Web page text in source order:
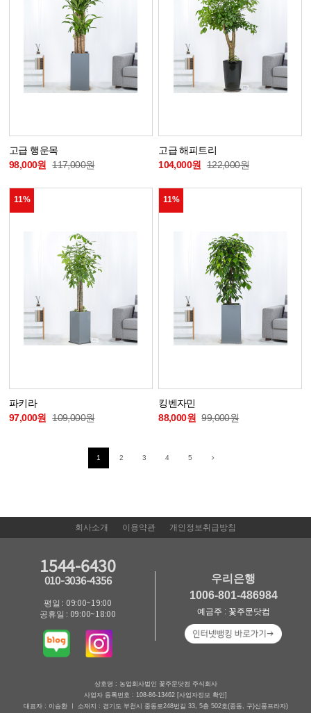
고급 행운목
98,000원 117,000원
고급 해피트리
104,000원 122,000원
11%
파키라
97,000원
109,000원
11%
킹벤자민
88,000원
99,000원
1 2 3 4 5
회사소개 이용약관 개인정보취급방침
1544-6430
010-3036-4356
평일 : 09:00~19:00
공휴일 : 09:00~18:00
우리은행
1006-801-486984
예금주 : 꽃주문닷컴
상호명 : 농업회사법인 꽃주문닷컴 주식회사
사업자 등록번호 : 108-86-13462 [사업자정보 확인]
대표자 : 이승환 ㅣ 소재지 : 경기도 부천시 중동로248번길 33, 5층 502호(중동, 구)신풍프라자)